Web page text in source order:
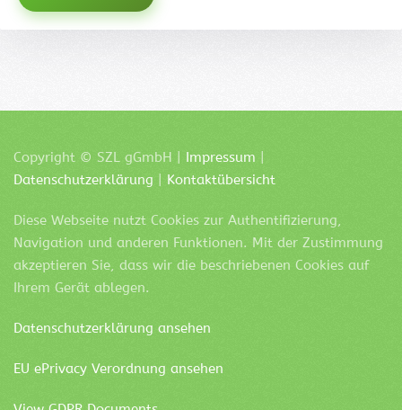
Copyright © SZL gGmbH | Impressum
Datenschutzerklärung
Kontaktübersicht
Diese Webseite nutzt Cookies zur Authentifizierung,
Navigation und anderen Funktionen. Mit der Zustimmung
akzeptieren Sie, dass wir die beschriebenen Cookies auf
Ihrem Gerät ablegen.
Datenschutzerklärung ansehen
EU ePrivacy Verordnung ansehen